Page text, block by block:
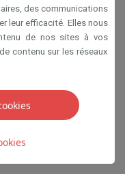
des communications
leur efficacité. Elles nous
de nos sites à vos
contenu sur les réseaux